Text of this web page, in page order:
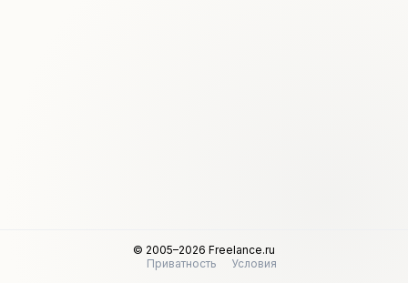
© 2005–2026 Freelance.ru
Приватность
Условия